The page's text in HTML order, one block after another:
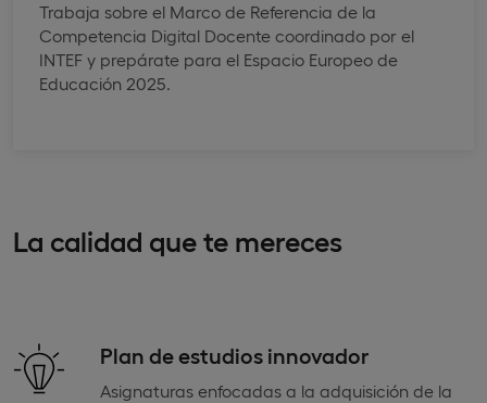
Trabaja sobre el Marco de Referencia de la
Competencia Digital Docente coordinado por el
INTEF y prepárate para el Espacio Europeo de
Educación 2025.
La calidad que te mereces
Plan de estudios innovador
Asignaturas enfocadas a la adquisición de la